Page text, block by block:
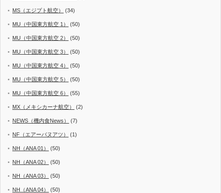
MS（エジプト航空） (34)
MU（中国東方航空 1） (50)
MU（中国東方航空 2） (50)
MU（中国東方航空 3） (50)
MU（中国東方航空 4） (50)
MU（中国東方航空 5） (50)
MU（中国東方航空 6） (55)
MX（メキシカーナ航空） (2)
NEWS（機内食News） (7)
NF（エアーバヌアツ） (1)
NH（ANA 01） (50)
NH（ANA 02） (50)
NH（ANA 03） (50)
NH（ANA 04） (50)